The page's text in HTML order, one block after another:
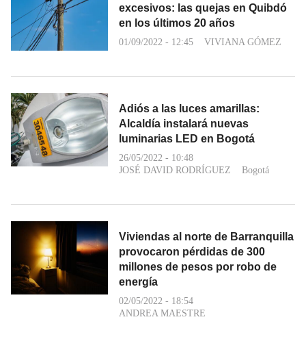
excesivos: las quejas en Quibdó
en los últimos 20 años
01/09/2022 - 12:45 VIVIANA GÓMEZ
Adiós a las luces amarillas:
Alcaldía instalará nuevas
luminarias LED en Bogotá
26/05/2022 - 10:48
JOSÉ DAVID RODRÍGUEZ
Bogotá
Viviendas al norte de Barranquilla
provocaron pérdidas de 300
millones de pesos por robo de
energía
02/05/2022 - 18:54
ANDREA MAESTRE